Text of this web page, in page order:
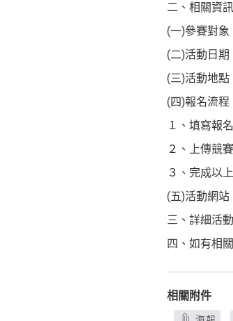
二、相關資
(一)參賽對象
(二)活動日期
(三)活動地點
(四)報名流程
１、填寫報
２、上傳競
３、完成以
(五)活動網
三、詳細活
四、如有相
相關附件